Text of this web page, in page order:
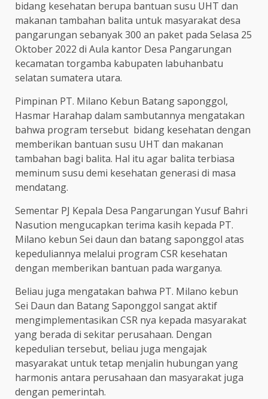
bidang kesehatan berupa bantuan susu UHT dan
makanan tambahan balita untuk masyarakat desa
pangarungan sebanyak 300 an paket pada Selasa 25
Oktober 2022 di Aula kantor Desa Pangarungan
kecamatan torgamba kabupaten labuhanbatu
selatan sumatera utara.
Pimpinan PT. Milano Kebun Batang saponggol,
Hasmar Harahap dalam sambutannya mengatakan
bahwa program tersebut bidang kesehatan dengan
memberikan bantuan susu UHT dan makanan
tambahan bagi balita. Hal itu agar balita terbiasa
meminum susu demi kesehatan generasi di masa
mendatang.
Sementar PJ Kepala Desa Pangarungan Yusuf Bahri
Nasution mengucapkan terima kasih kepada PT.
Milano kebun Sei daun dan batang saponggol atas
kepeduliannya melalui program CSR kesehatan
dengan memberikan bantuan pada warganya.
Beliau juga mengatakan bahwa PT. Milano kebun
Sei Daun dan Batang Saponggol sangat aktif
mengimplementasikan CSR nya kepada masyarakat
yang berada di sekitar perusahaan. Dengan
kepedulian tersebut, beliau juga mengajak
masyarakat untuk tetap menjalin hubungan yang
harmonis antara perusahaan dan masyarakat juga
dengan pemerintah.